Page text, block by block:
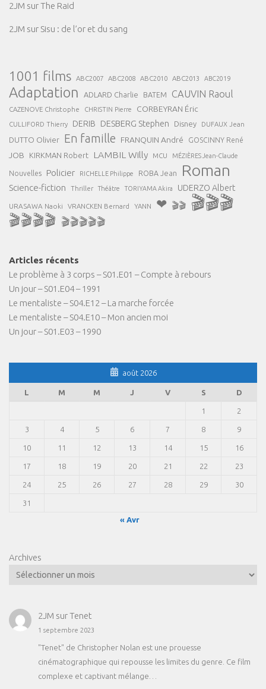
2JM surThe Raid
2JM sur Sisu : de l’or et du sang
1001 films ABC2007 ABC2008 ABC2010 ABC2013 ABC2019
Adaptation ADLARD Charlie BATEM CAUVIN Raoul
CAZENOVE Christophe CHRISTIN Pierre CORBEYRAN Éric
CULLIFORD Thierry DERIB DESBERG Stephen Disney DUFAUX Jean
DUTTO Olivier En famille FRANQUIN André GOSCINNY René
JOB KIRKMAN Robert LAMBIL Willy MCU MÉZIÈRES Jean-Claude
Nouvelles Policier RICHELLE Philippe ROBA Jean Roman
Science-fiction Thriller Théâtre TORIYAMA Akira UDERZO Albert
URASAWA Naoki VRANCKEN Bernard YANN ❤ 🎬🎬 🎬🎬🎬
🎬🎬🎬🎬 🎬🎬🎬🎬🎬
Articles récents
Le problème à 3 corps – S01.E01 – Compte à rebours
Un jour – S01.E04 – 1991
Le mentaliste – S04.E12 – La marche forcée
Le mentaliste – S04.E10 – Mon ancien moi
Un jour – S01.E03 – 1990
août 2026
L M M J V S D
1 2
3 4 5 6 7 8 9
10 11 12 13 14 15 16
17 18 19 20 21 22 23
24 25 26 27 28 29 30
31
« Avr
Archives
2JM surTenet
1 septembre 2023
"Tenet" de Christopher Nolan est une prouesse
cinématographique qui repousse les limites du genre. Ce film
complexe et captivant mélange…